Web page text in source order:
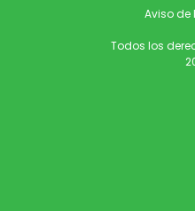
Aviso de
Todos los